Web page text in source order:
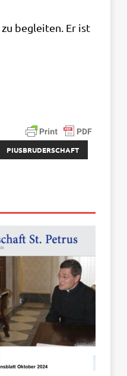
beglei­ten. Er ist
PIUSBRUDERSCHAFT